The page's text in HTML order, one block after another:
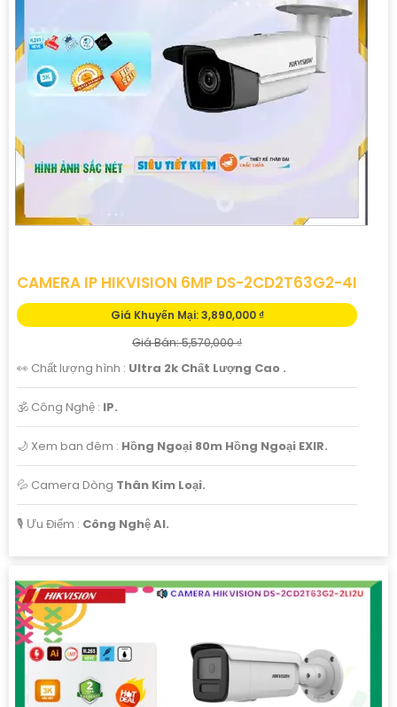
CAMERA IP HIKVISION 6MP DS-2CD2T63G2-4I
Giá Khuyến Mại: 3,890,000 ₫
Giá Bán: 5,570,000 ₫
👀 Chất lượng hình : Ultra 2k Chất Lượng Cao .
🕉️ Công Nghệ : IP.
🌙 Xem ban đêm : Hồng Ngoại 80m Hồng Ngoại EXIR.
💦 Camera Dòng Thân Kim Loại.
️🎙 Ưu Điểm : Công Nghệ AI.